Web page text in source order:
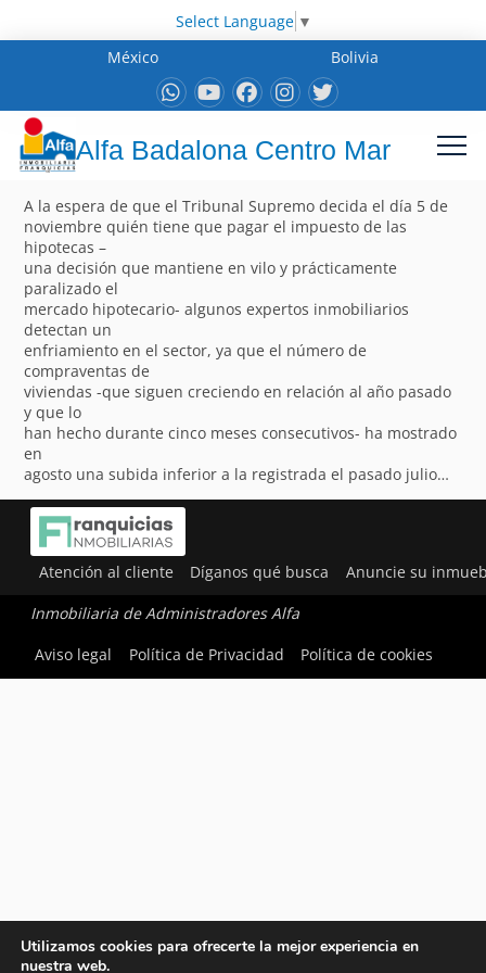
Select Language ▼
México
Bolivia
Alfa Badalona Centro Mar
A la espera de que el Tribunal Supremo decida el día 5 de
noviembre quién tiene que pagar el impuesto de las
hipotecas –
una decisión que mantiene en vilo y prácticamente
paralizado el
mercado hipotecario- algunos expertos inmobiliarios
detectan un
enfriamiento en el sector, ya que el número de
compraventas de
viviendas -que siguen creciendo en relación al año pasado
y que lo
han hecho durante cinco meses consecutivos- ha mostrado
en
agosto una subida inferior a la registrada el pasado julio…
Atención al cliente Díganos qué busca Anuncie su
Inmobiliaria de Administradores Alfa
Aviso legal
Política de Privacidad Política de cookies
Utilizamos cookies para ofrecerte la mejor experiencia en
nuestra web.